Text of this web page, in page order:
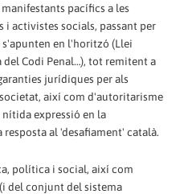
pacífics a les
i activistes socials, passant per
en l'horitzó (Llei
Codi Penal…), tot remitent a
jurídiques per als
així com d'autoritarisme
nítida expressió en la
al 'desafiament' català.
política i social, així com
del conjunt del sistema